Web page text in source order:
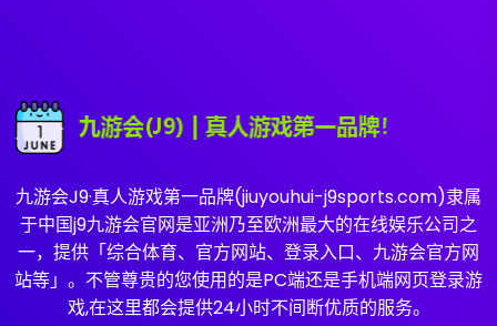
九游会J9·真人游戏第一品牌(jiuyouhui-j9sports.com)隶属
于中国j9九游会官网是亚洲乃至欧洲最大的在线娱乐公司之
一，提供「综合体育、官方网站、登录入口、九游会官方网
站等」。不管尊贵的您使用的是PC端还是手机端网页登录游
戏,在这里都会提供24小时不间断优质的服务。